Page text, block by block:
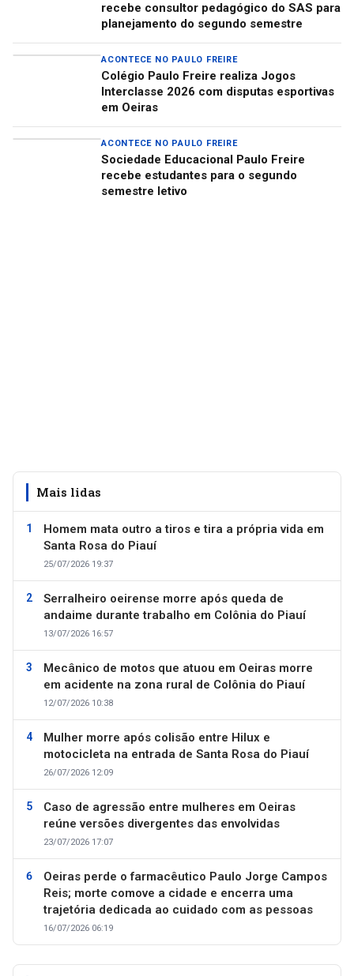
recebe consultor pedagógico do SAS para
planejamento do segundo semestre
ACONTECE NO PAULO FREIRE
Colégio Paulo Freire realiza Jogos
Interclasse 2026 com disputas esportivas
em Oeiras
ACONTECE NO PAULO FREIRE
Sociedade Educacional Paulo Freire
recebe estudantes para o segundo
semestre letivo
Mais lidas
Homem mata outro a tiros e tira a própria vida em
Santa Rosa do Piauí
25/07/2026 19:37
Serralheiro oeirense morre após queda de
andaime durante trabalho em Colônia do Piauí
13/07/2026 16:57
Mecânico de motos que atuou em Oeiras morre
em acidente na zona rural de Colônia do Piauí
12/07/2026 10:38
Mulher morre após colisão entre Hilux e
motocicleta na entrada de Santa Rosa do Piauí
26/07/2026 12:09
Caso de agressão entre mulheres em Oeiras
reúne versões divergentes das envolvidas
23/07/2026 17:07
Oeiras perde o farmacêutico Paulo Jorge Campos
Reis; morte comove a cidade e encerra uma
trajetória dedicada ao cuidado com as pessoas
16/07/2026 06:19